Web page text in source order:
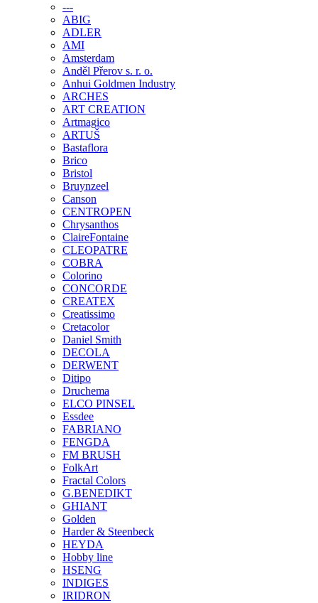
---
ABIG
ADLER
AMI
Amsterdam
Anděl Přerov s. r. o.
Anhui Goldmen Industry
ARCHES
ART CREATION
Artmagico
ARTUŠ
Bastaflora
Brico
Bristol
Bruynzeel
Canson
CENTROPEN
Chrysanthos
ClaireFontaine
CLEOPATRE
COBRA
Colorino
CONCORDE
CREATEX
Creatissimo
Cretacolor
Daniel Smith
DECOLA
DERWENT
Ditipo
Druchema
ELCO PINSEL
Essdee
FABRIANO
FENGDA
FM BRUSH
FolkArt
Fractal Colors
G.BENEDIKT
GHIANT
Golden
Harder & Steenbeck
HEYDA
Hobby line
HSENG
INDIGES
IRIDRON